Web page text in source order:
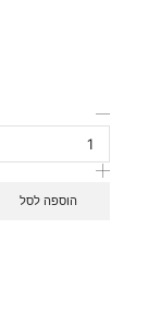
הוספה לסל